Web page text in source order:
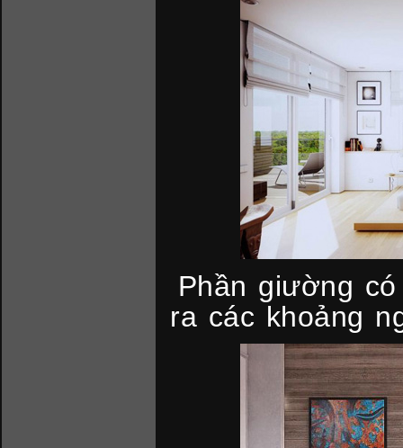
Phần giường
ra các khoảng